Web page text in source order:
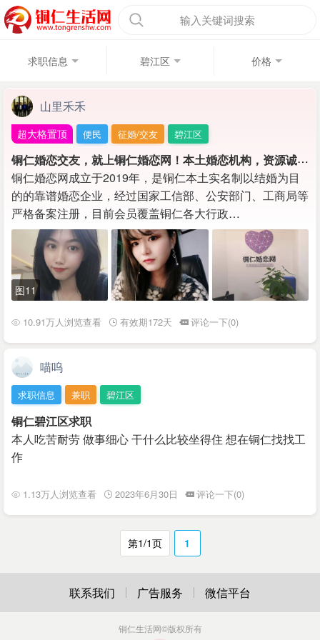
输入关键词搜索
求职信息 碧江区 价格
山里禾禾
超大格置顶 便民 征婚/交友 碧江区
铜
仁婚恋交友，就上铜仁婚恋网！本土婚恋机构，资源诚信靠谱！！
铜仁婚恋网成立于2019年，是铜仁本土实名制以结婚为目
的的靠谱婚恋企业，经过国家工信部、公安部门、工商局等
严格备案注册，目前会员覆盖铜仁各大行政…
图11
10.91万人浏览查看 有效期172天 评论一下(0)
喵呜
求职信息 兼职 碧江区
铜仁碧江区求职
本人吃苦耐劳 做事细心 干什么比较坐得住 想在铜仁找找工
作
1.13万人浏览查看 2023年6月30日 评论一下(0)
第1/1页 1
联系我们 广告服务 微信平台
铜仁生活网©版权所有